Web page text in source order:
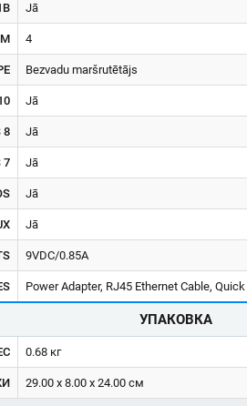
Jā
4
Bezvadu maršrutētājs
Jā
8 Jā
7 Jā
Jā
Jā
9VDC/0.85A
Power Adapter, RJ45 Ethernet Cable,
УПАКОВКА
0.68 кг
29.00 x 8.00 x 24.00 см